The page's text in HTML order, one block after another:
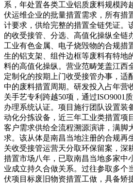
系，年处置各类工业铝质废料规模跨
伏运维企业的批量措置需求，所有措
计要求，供给完整的措置全链凭证。
的收受接管、分选、高值化操纵全链
工业有色金属、电子烧毁物的合规措
生的铝支架、组件边框等废料有特地
料的高值化操纵。营业范畴笼盖江西
定制化的按期上门收受接管办事，适
中的废料措置周期。研发投入占年营
关手艺专利跨越50项，通过ISO9001
办理系统认证。项目施行团队设置装
动化分拣设备，近三年工业类措置项
客户需求供给全流程溯源演讲，满脚
求。该从体是南昌当地注册的合规再
关收受接管运营天分取环保留案，深
措置市场八年，已取南昌当地多家中
业成立持久合做关系。过往参取多个
伏项目标废旧物资措置工做，具备矫